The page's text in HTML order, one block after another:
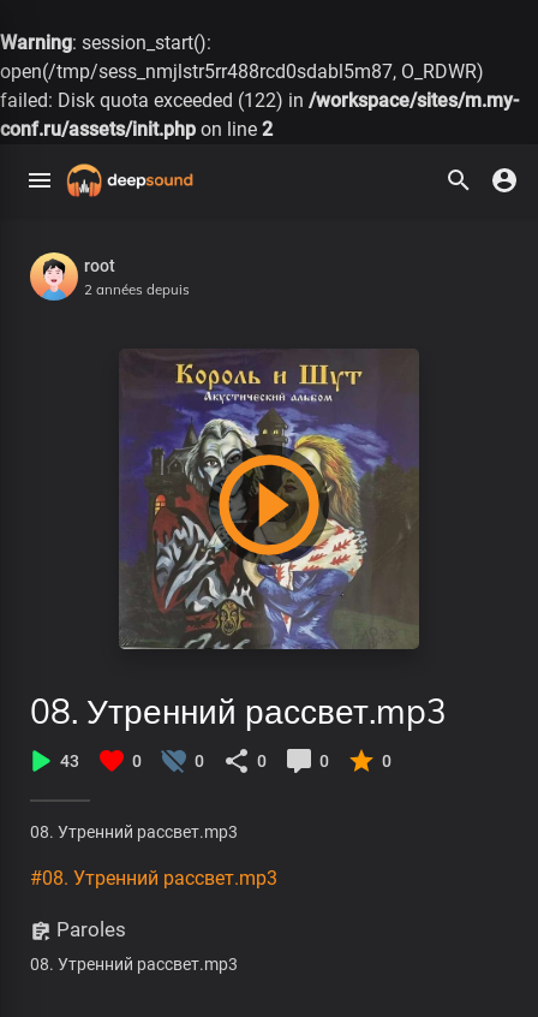
Warning: session_start():
open(/tmp/sess_nmjlstr5rr488rcd0sdabl5m87, O_RDWR)
failed: Disk quota exceeded (122) in /workspace/sites/m.my-
conf.ru/assets/init.php on line 2
root
2 années depuis
08. Утренний рассвет.mp3
43 0 0 0 0 0
08. Утренний рассвет.mp3
#08. Утренний рассвет.mp3
Paroles
08. Утренний рассвет.mp3